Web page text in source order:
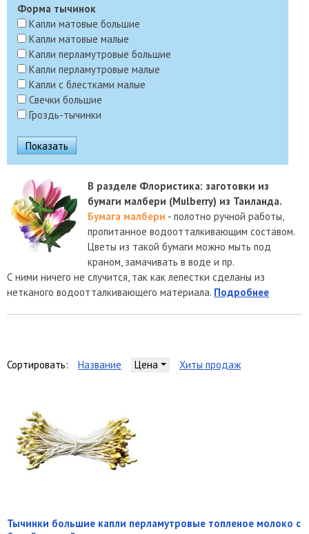
Форма тычинок
Капли матовые большие
Капли матовые малые
Капли перламутровые большие
Капли перламутровые малые
Капли с блестками малые
Свечки большие
Гроздь-тычинки
В разделе Флористика: заготовки из
бумаги малбери (Mulberry) из Таиланда.
Бумага малбери - полотно ручной работы,
пропитанное водоотталкивающим составом.
Цветы из такой бумаги можно мыть под
краном, замачивать в воде и пр.
С ними ничего не случится, так как лепестки сделаны из
нетканого водоотталкивающего материала. Подробнее
Сортировать: Название Цена Хиты продаж
Тычинки большие капли перламутровые топленое молоко с